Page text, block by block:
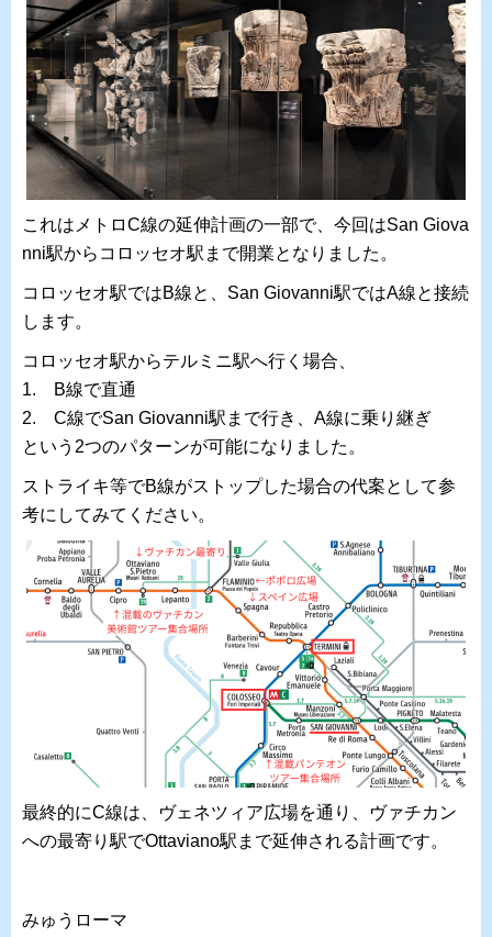
これはメトロC線の延伸計画の一部で、今回はSan Giova
nni駅からコロッセオ駅まで開業となりました。
コロッセオ駅ではB線と、San Giovanni駅ではA線と接続
します。
コロッセオ駅からテルミニ駅へ行く場合、
1. B線で直通
2. C線でSan Giovanni駅まで行き、A線に乗り継ぎ
という2つのパターンが可能になりました。
ストライキ等でB線がストップした場合の代案として参
考にしてみてください。
最終的にC線は、ヴェネツィア広場を通り、ヴァチカン
への最寄り駅でOttaviano駅まで延伸される計画です。
みゅうローマ